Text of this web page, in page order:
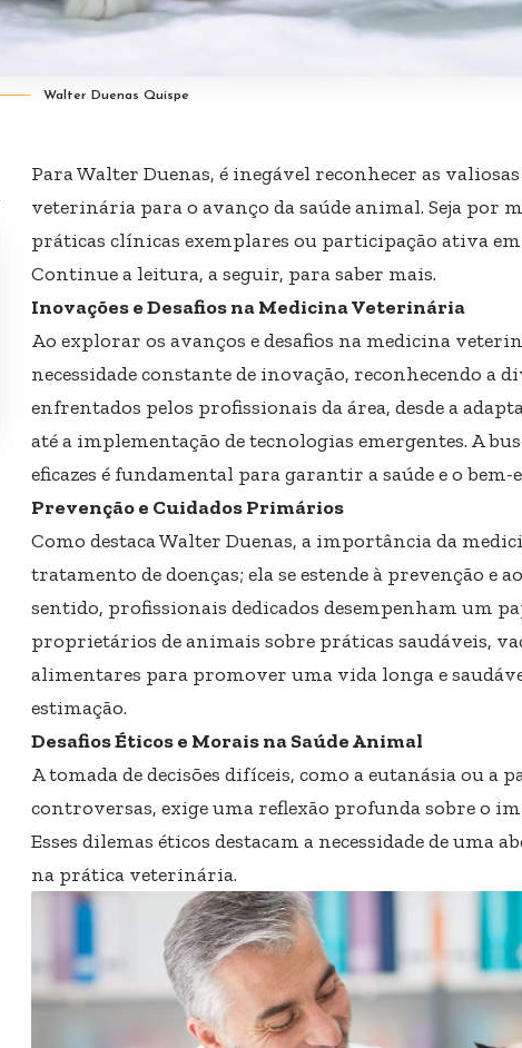
Walter Duenas Quispe
ParaWalter Duenas, é inegável reconhecer as
veterinária para o avanço da saúde animal. Seja por
práticas clínicas exemplares ou participação ativa
Continue a leitura, a seguir, para saber mais.
Inovações e Desafios na Medicina Veterinária
Ao explorar os avanços e desafios na medicina
necessidade constante de inovação, reconhecendo a
enfrentados pelos profissionais da área, desde a
até a implementação de tecnologias emergentes. A
eficazes é fundamental para garantir a saúde e o
Prevenção e Cuidados Primários
Como destaca Walter Duenas, a importância da
tratamento de doenças; ela se estende à prevenção e
sentido, profissionais dedicados desempenham um
proprietários de animais sobre práticas saudáveis,
alimentares para promover uma vida longa e
estimação.
Desafios Éticos e Morais na Saúde Animal
A tomada de decisões difíceis, como a eutanásia ou a
controversas, exige uma reflexão profunda sobre o
Esses dilemas éticos destacam a necessidade de uma
na prática veterinária.